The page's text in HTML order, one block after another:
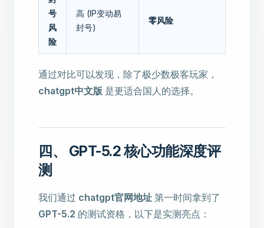
号
风
险
高 (IP变动易
封号)
零风险
通过对比可以发现，除了极少数极客玩家，
chatgpt中文版 是更适合国人的选择。
四、 GPT-5.2 核心功能深度评
测
我们通过 chatgpt官网地址 第一时间拿到了
GPT-5.2 的测试资格，以下是实测亮点：